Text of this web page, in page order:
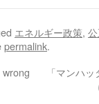
エネルギー政策,
permalink.
「マンハ